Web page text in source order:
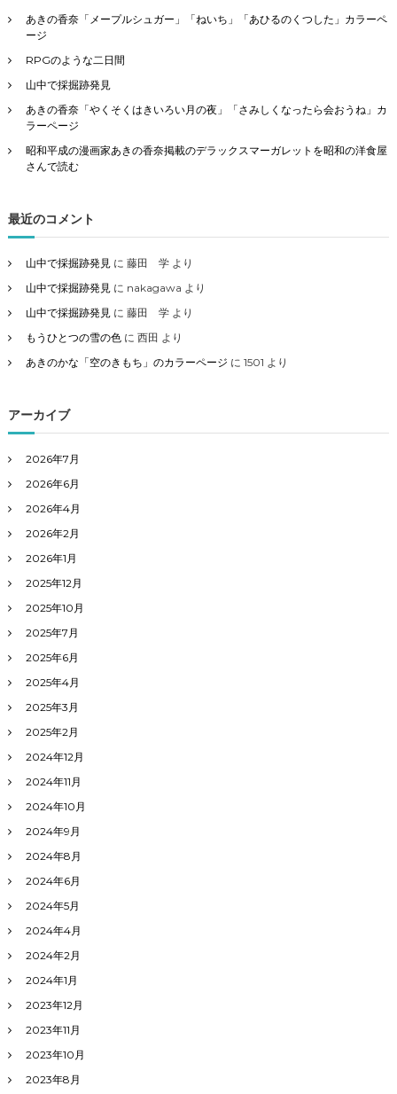
あきの香奈「メープルシュガー」「ねいち」「あひるのくつした」カラーペ
ージ
RPGのような二日間
山中で採掘跡発見
あきの香奈「やくそくはきいろい月の夜」「さみしくなったら会おうね」カ
ラーページ
昭和平成の漫画家あきの香奈掲載のデラックスマーガレットを昭和の洋食屋
さんで読む
最近のコメント
山中で採掘跡発見に 藤田 学より
山中で採掘跡発見に nakagawa より
山中で採掘跡発見に 藤田 学より
もうひとつの雪の色に 西田 より
あきのかな「空のきもち」のカラーページ に 1501 より
アーカイブ
2026年7月
2026年6月
2026年4月
2026年2月
2026年1月
2025年12月
2025年10月
2025年7月
2025年6月
2025年4月
2025年3月
2025年2月
2024年12月
2024年11月
2024年10月
2024年9月
2024年8月
2024年6月
2024年5月
2024年4月
2024年2月
2024年1月
2023年12月
2023年11月
2023年10月
2023年8月